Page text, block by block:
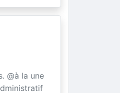
@à la une